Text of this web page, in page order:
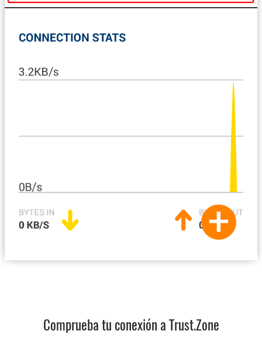
Comprueba tu conexión a Trust.Zone